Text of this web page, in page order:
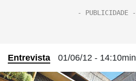
Entrevista 01/06/12 - 14:10min